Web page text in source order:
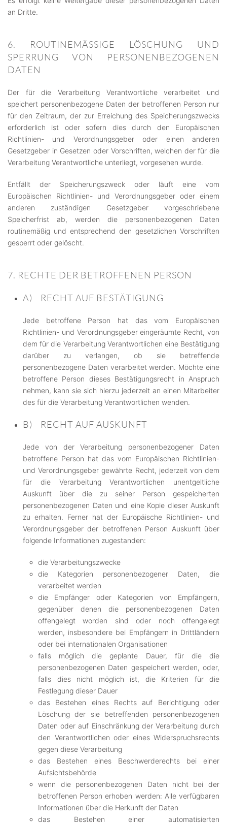
an Dritte.
6. ROUTINEMÄSSIGE LÖSCHUNG UND S
PERRUNG VON PERSONENBEZOGENEN D
ATEN
Der für die Verarbeitung Verantwortliche verarbeitet und
speichert personenbezogene Daten der betroffenen Person nur
für den Zeitraum, der zur Erreichung des Speicherungszwecks
erforderlich ist oder sofern dies durch den Europäischen
Richtlinien- und Verordnungsgeber oder einen anderen
Gesetzgeber in Gesetzen oder Vorschriften, welchen der für die
Verarbeitung Verantwortliche unterliegt, vorgesehen wurde.
Entfällt der Speicherungszweck oder läuft eine vom
Europäischen Richtlinien- und Verordnungsgeber oder einem
anderen zuständigen Gesetzgeber vorgeschriebene
Speicherfrist ab, werden die personenbezogenen Daten
routinemäßig und entsprechend den gesetzlichen Vorschriften
gesperrt oder gelöscht.
7. RECHTE DER BETROFFENEN PERSON
A) RECHT AUF BESTÄTIGUNG
Jede betroffene Person hat das vom Europäischen
Richtlinien- und Verordnungsgeber eingeräumte Recht, von
dem für die Verarbeitung Verantwortlichen eine Bestätigung
darüber zu verlangen, ob sie betreffende
personenbezogene Daten verarbeitet werden. Möchte eine
betroffene Person dieses Bestätigungsrecht in Anspruch
nehmen, kann sie sich hierzu jederzeit an einen Mitarbeiter
des für die Verarbeitung Verantwortlichen wenden.
B) RECHT AUF AUSKUNFT
Jede von der Verarbeitung personenbezogener Daten
betroffene Person hat das vom Europäischen Richtlinien-
und Verordnungsgeber gewährte Recht, jederzeit von dem
für die Verarbeitung Verantwortlichen unentgeltliche
Auskunft über die zu seiner Person gespeicherten
personenbezogenen Daten und eine Kopie dieser Auskunft
zu erhalten. Ferner hat der Europäische Richtlinien- und
Verordnungsgeber der betroffenen Person Auskunft über
folgende Informationen zugestanden:
die Verarbeitungszwecke
die Kategorien personenbezogener Daten, die
verarbeitet werden
die Empfänger oder Kategorien von Empfängern,
gegenüber denen die personenbezogenen Daten
offengelegt worden sind oder noch offengelegt
werden, insbesondere bei Empfängern in Drittländern
oder bei internationalen Organisationen
falls möglich die geplante Dauer, für die die
personenbezogenen Daten gespeichert werden, oder,
falls dies nicht möglich ist, die Kriterien für die
Festlegung dieser Dauer
das Bestehen eines Rechts auf Berichtigung oder
Löschung der sie betreffenden personenbezogenen
Daten oder auf Einschränkung der Verarbeitung durch
den Verantwortlichen oder eines Widerspruchsrechts
gegen diese Verarbeitung
das Bestehen eines Beschwerderechts bei einer
Aufsichtsbehörde
wenn die personenbezogenen Daten nicht bei der
betroffenen Person erhoben werden: Alle verfügbaren
Informationen über die Herkunft der Daten
das Bestehen einer automatisierten